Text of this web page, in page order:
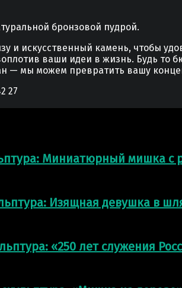
бронзовой пудрой.
искусственный камень, чтобы
ваши идеи в жизнь. Будь то
— мы можем превратить вашу
27
Миниатюрный мишка с
Изящная девушка в
«250 лет служения